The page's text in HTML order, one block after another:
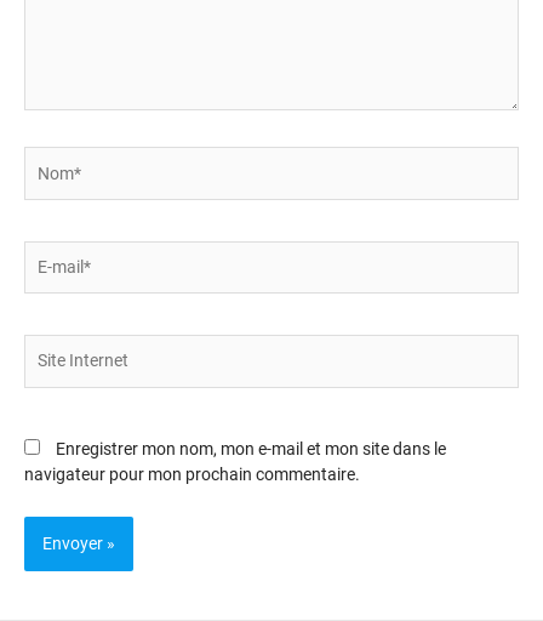
mail*
Internet
Enregistrer mon nom, mon e-mail et mon site dans le
navigateur pour mon prochain commentaire.